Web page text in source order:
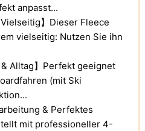
anpasst...
】Dieser Fleece
vielseitig: Nutzen Sie ihn
& Alltag】Perfekt geeignet
(mit Ski
& Perfektes
mit professioneller 4-